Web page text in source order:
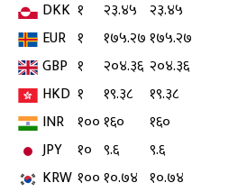
DKK १ २३.४५ २३.४५
EUR १ १७५.२७१७५.२७
GBP १ २०४.३६ २०४.३६
HKD १ १९.३८
१९.३८
INR १००१६०
१६०
JPY
१० ९.६
९.६
KRW १००१०.७४ १०.७४